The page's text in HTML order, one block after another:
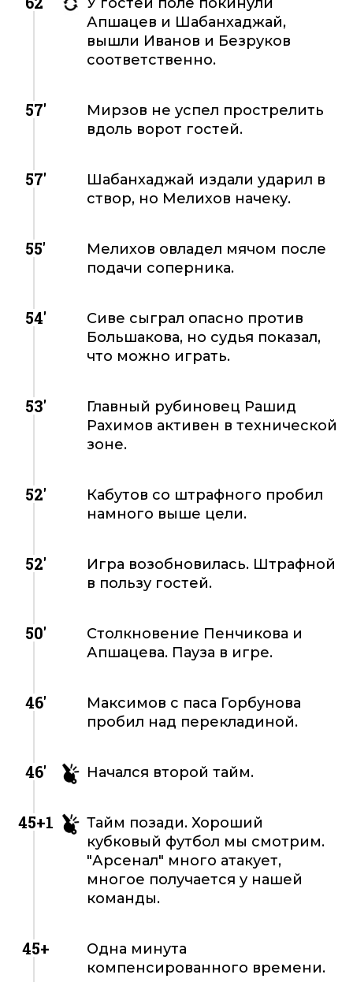
Апшацев и Шабанхаджай,
вышли Иванов и Безруков
соответственно.
57'
Мирзов не успел прострелить
вдоль ворот гостей.
57'
Шабанхаджай издали ударил в
створ, но Мелихов начеку.
55'
Мелихов овладел мячом после
подачи соперника.
54'
Сиве сыграл опасно против
Большакова, но судья показал,
что можно играть.
53'
Главный рубиновец Рашид
Рахимов активен в технической
зоне.
52'
Кабутов со штрафного пробил
намного выше цели.
52'
Игра возобновилась. Штрафной
в пользу гостей.
50'
Столкновение Пенчикова и
Апшацева. Пауза в игре.
46'
Максимов с паса Горбунова
пробил над перекладиной.
46' Начался второй тайм.
45+1
Тайм позади. Хороший
кубковый футбол мы смотрим.
"Арсенал" много атакует,
многое получается у нашей
команды.
45+
Одна минута
компенсированного времени.